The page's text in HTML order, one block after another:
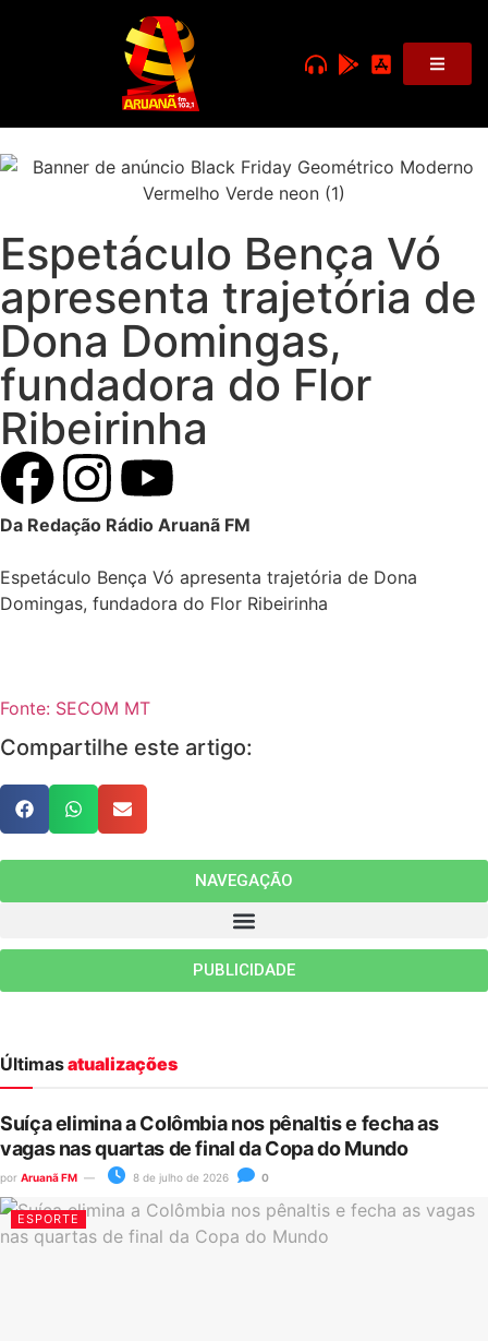
Espetáculo Bença Vó
apresenta trajetória de
Dona Domingas,
fundadora do Flor
Ribeirinha
Da Redação Rádio Aruanã FM
Espetáculo Bença Vó apresenta trajetória de Dona
Domingas, fundadora do Flor Ribeirinha
Fonte: SECOM MT
Compartilhe este artigo:
NAVEGAÇÃO
PUBLICIDADE
Últimasatualizações
Suíça elimina a Colômbia nos pênaltis e fecha as
vagas nas quartas de final da Copa do Mundo
por Aruanã FM 8 de julho de 2026 0
ESPORTE